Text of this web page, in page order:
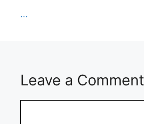
...
Leave a Comment